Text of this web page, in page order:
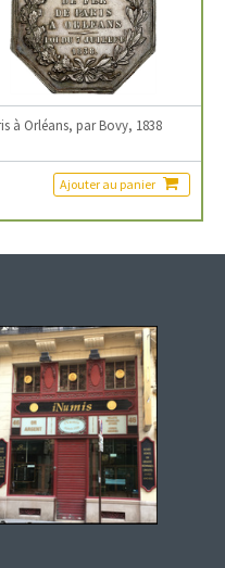
à Orléans, par Bovy, 1838
Ajouter au panier